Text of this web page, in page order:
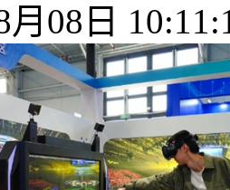
月08日